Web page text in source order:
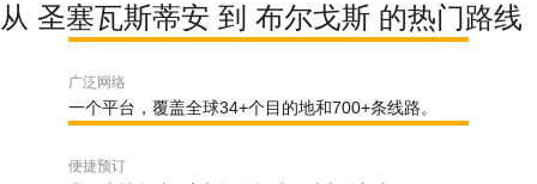
从 圣塞瓦斯蒂安 到 布尔戈斯 的热门路线
广泛网络
一个平台，覆盖全球34+个目的地和700+条线路。
便捷预订